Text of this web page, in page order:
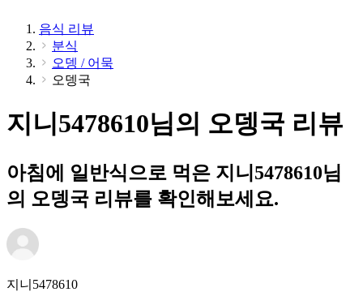
음식 리뷰
분식
오뎅 / 어묵
오뎅국
지니5478610님의 오뎅국 리뷰
아침에 일반식으로 먹은 지니5478610님
의 오뎅국 리뷰를 확인해보세요.
지니5478610